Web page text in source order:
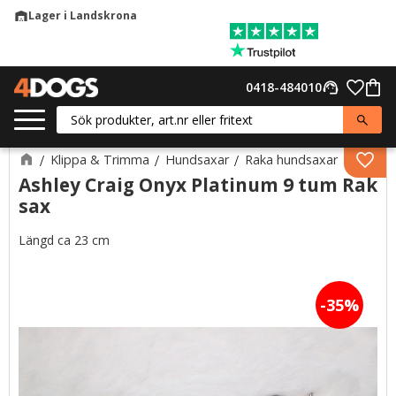
warehouseLager i Landskrona
support_agent
0418-484010
Klippa & Trimma Hundsaxar Raka hundsaxar
Ashley Craig Onyx Platinum 9 tum Rak
sax
Längd ca 23 cm
35%